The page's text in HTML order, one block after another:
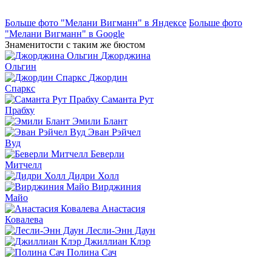
Больше фото "Мелани Вигманн" в Яндексе Больше фото
"Мелани Вигманн" в Google
Знаменитости с таким же бюстом
Джорджина
Ольгин
Джордин
Спаркс
Саманта Рут
Прабху
Эмили Блант
Эван Рэйчел
Вуд
Беверли
Митчелл
Дидри Холл
Вирджиния
Майо
Анастасия
Ковалева
Лесли-Энн Даун
Джиллиан Клэр
Полина Сач